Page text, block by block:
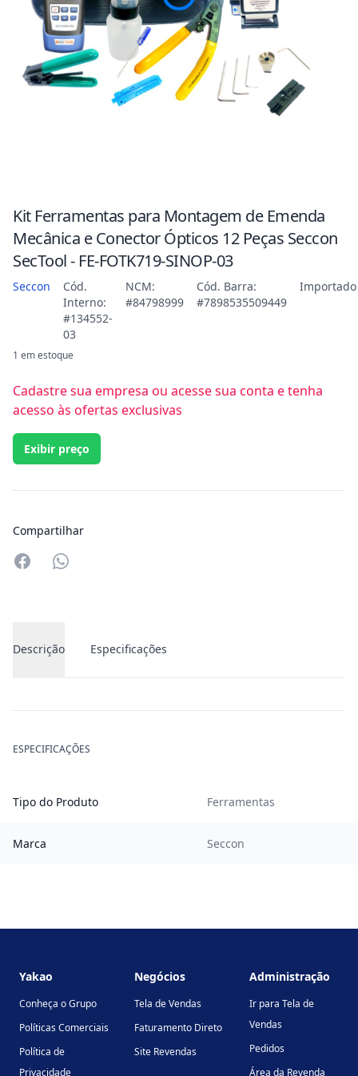
Kit Ferramentas para Montagem de Emenda
Mecânica e Conector Ópticos 12 Peças Seccon
SecTool - FE-FOTK719-SINOP-03
Seccon
Cód.
Interno:
#134552-
03
NCM:
#84798999
Cód. Barra:
#7898535509449
Importado
1 em estoque
Cadastre sua empresa ou acesse sua conta e tenha
acesso às ofertas exclusivas
Exibir preço
Compartilhar
Compartilhar no Whatsapp
Descrição Especificações
ESPECIFICAÇÕES
Tipo do Produto Ferramentas
Marca Seccon
Yakao
Conheça o Grupo
Políticas Comerciais
Política de
Privacidade
Negócios
Tela de Vendas
Faturamento Direto
Site Revendas
Administração
Ir para Tela de
Vendas
Pedidos
Área da Revenda